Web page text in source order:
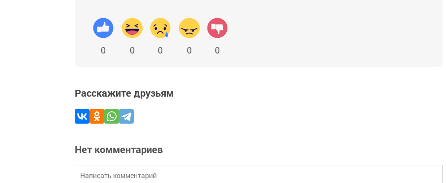
0 0 0 0 0
Расскажите друзьям
Нет комментариев